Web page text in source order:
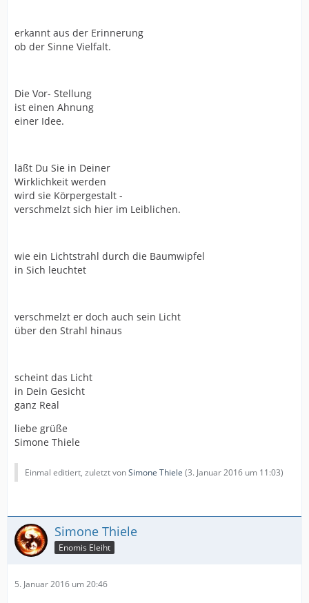
erkannt aus der Erinnerung
ob der Sinne Vielfalt.
Die Vor- Stellung
ist einen Ahnung
einer Idee.
läßt Du Sie in Deiner
Wirklichkeit werden
wird sie Körpergestalt -
verschmelzt sich hier im Leiblichen.
wie ein Lichtstrahl durch die Baumwipfel
in Sich leuchtet
verschmelzt er doch auch sein Licht
über den Strahl hinaus
scheint das Licht
in Dein Gesicht
ganz Real
liebe grüße
Simone Thiele
Einmal editiert, zuletzt vonSimone Thiele (3. Januar 2016 um 11:03)
Simone Thiele
Enomis Eleiht
5. Januar 2016 um 20:46